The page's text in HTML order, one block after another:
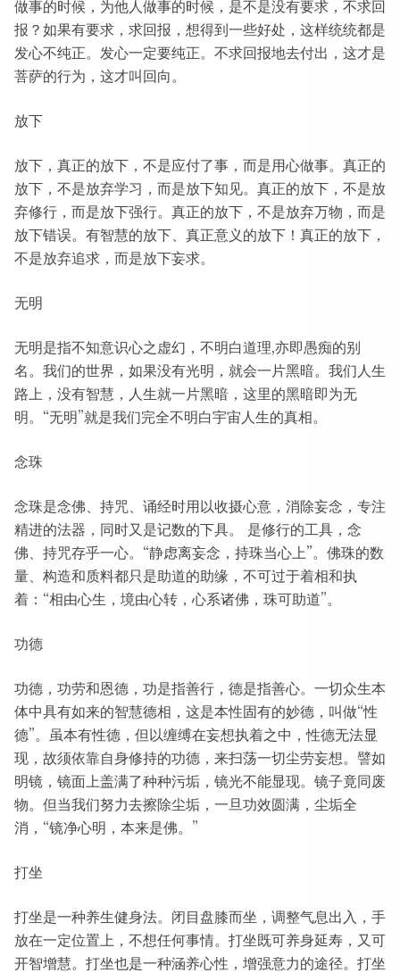
做事的时候，为他人做事的时候，是不是没有要求，不求回
报？如果有要求，求回报，想得到一些好处，这样统统都是
发心不纯正。发心一定要纯正。不求回报地去付出，这才是
菩萨的行为，这才叫回向。
放下
放下，真正的放下，不是应付了事，而是用心做事。真正的
放下，不是放弃学习，而是放下知见。真正的放下，不是放
弃修行，而是放下强行。真正的放下，不是放弃万物，而是
放下错误。有智慧的放下、真正意义的放下！真正的放下，
不是放弃追求，而是放下妄求。
无明
无明是指不知意识心之虚幻，不明白道理,亦即愚痴的别
名。我们的世界，如果没有光明，就会一片黑暗。我们人生
路上，没有智慧，人生就一片黑暗，这里的黑暗即为无
明。“无明”就是我们完全不明白宇宙人生的真相。
念珠
念珠是念佛、持咒、诵经时用以收摄心意，消除妄念，专注
精进的法器，同时又是记数的下具。 是修行的工具，念
佛、持咒存乎一心。“静虑离妄念，持珠当心上”。佛珠的数
量、构造和质料都只是助道的助缘，不可过于着相和执
着：“相由心生，境由心转，心系诸佛，珠可助道”。
功德
功德，功劳和恩德，功是指善行，德是指善心。一切众生本
体中具有如来的智慧德相，这是本性固有的妙德，叫做“性
德”。虽本有性德，但以缠缚在妄想执着之中，性德无法显
现，故须依靠自身修持的功德，来扫荡一切尘劳妄想。譬如
明镜，镜面上盖满了种种污垢，镜光不能显现。镜子竟同废
物。但当我们努力去擦除尘垢，一旦功效圆满，尘垢全
消，“镜净心明，本来是佛。”
打坐
打坐是一种养生健身法。闭目盘膝而坐，调整气息出入，手
放在一定位置上，不想任何事情。打坐既可养身延寿，又可
开智增慧。打坐也是一种涵养心性，增强意力的途径。打坐